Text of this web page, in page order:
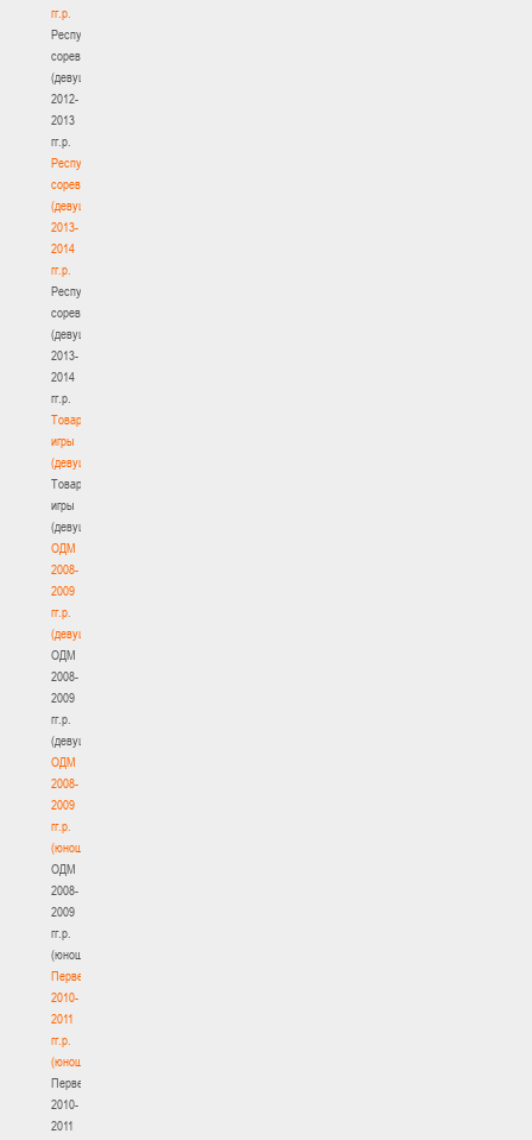
гг.р.
Республиканские
соревнования
(девушки)
2012-
2013
гг.р.
Республиканские
соревнования
(девушки)
2013-
2014
гг.р.
Республиканские
соревнования
(девушки)
2013-
2014
гг.р.
Товарищеские
игры
(девушки)
Товарищеские
игры
(девушки)
ОДМ
2008-
2009
гг.р.
(девушки)
ОДМ
2008-
2009
гг.р.
(девушки)
ОДМ
2008-
2009
гг.р.
(юноши)
ОДМ
2008-
2009
гг.р.
(юноши)
Первенство
2010-
2011
гг.р.
(юноши)
Первенство
2010-
2011